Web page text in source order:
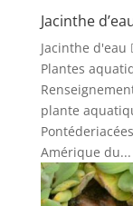
Jacinthe
Jacinthe d'eau
Plantes
plante
Amérique du...